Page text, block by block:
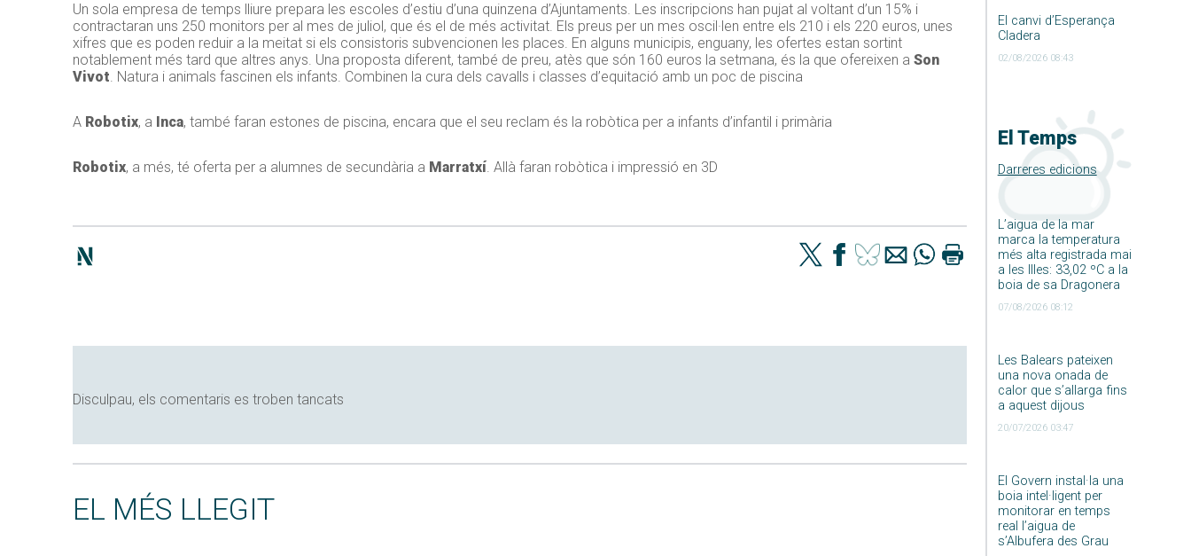
El canvi d’Esperança
Cladera
02/08/2026 08:43
El Temps
Darreres edicions
L’aigua de la mar
marca la temperatura
més alta registrada mai
a les Illes: 33,02 ºC a la
boia de sa Dragonera
07/08/2026 08:12
Les Balears pateixen
una nova onada de
calor que s’allarga fins
a aquest dijous
20/07/2026 03:47
El Govern instal·la una
boia intel·ligent per
monitorar en temps
real l’aigua de
s’Albufera des Grau
Un sola empresa de temps lliure prepara les escoles d’estiu d’una quinzena d’Ajuntaments. Les inscripcions han pujat al voltant d’un 15% i
contractaran uns 250 monitors per al mes de juliol, que és el de més activitat. Els preus per un mes oscil·len entre els 210 i els 220 euros, unes
xifres que es poden reduir a la meitat si els consistoris subvencionen les places. En alguns municipis, enguany, les ofertes estan sortint
notablement més tard que altres anys. Una proposta diferent, també de preu, atès que són 160 euros la setmana, és la que ofereixen a Son
Vivot. Natura i animals fascinen els infants. Combinen la cura dels cavalls i classes d’equitació amb un poc de piscina
A Robotix, a Inca, també faran estones de piscina, encara que el seu reclam és la robòtica per a infants d’infantil i primària
Robotix, a més, té oferta per a alumnes de secundària a Marratxí. Allà faran robòtica i impressió en 3D
Disculpau, els comentaris es troben tancats
EL MÉS LLEGIT